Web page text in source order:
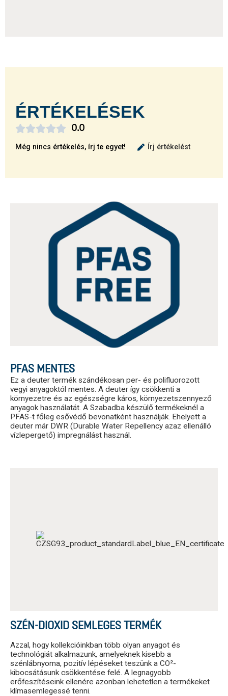
ÉRTÉKELÉSEK
0.0

Még nincs értékelés, írj te egyet! Írj értékelést
PFAS MENTES
Ez a deuter termék szándékosan per- és polifluorozott
vegyi anyagoktól mentes. A deuter így csökkenti a
környezetre és az egészségre káros, környezetszennyező
anyagok használatát. A Szabadba készülő termékeknél a
PFAS-t főleg esővédő bevonatként használják. Ehelyett a
deuter már DWR (Durable Water Repellency azaz ellenálló
vízlepergető) impregnálást használ.
SZÉN-DIOXID SEMLEGES TERMÉK
Azzal, hogy kollekcióinkban több olyan anyagot és
technológiát alkalmazunk, amelyeknek kisebb a
szénlábnyoma, pozitív lépéseket teszünk a CO²-
kibocsátásunk csökkentése felé. A legnagyobb
erőfeszítéseink ellenére azonban lehetetlen a termékeket
klímasemlegessé tenni.